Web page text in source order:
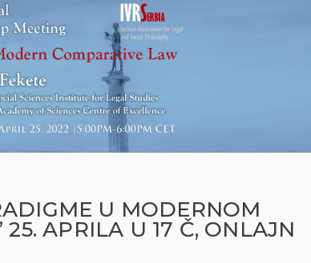
U MODERNOM
APRILA U 17 Č, ONLAJN